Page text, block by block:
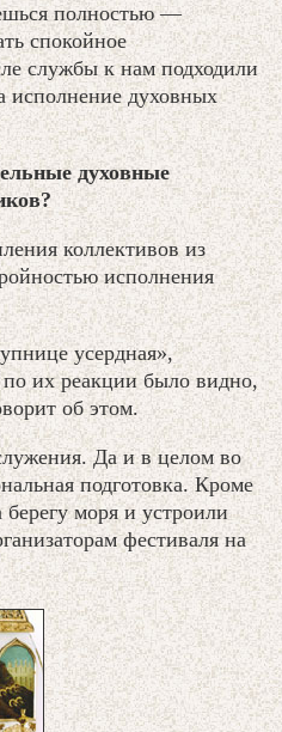
полностью —
спокойное
службы к нам подходили
исполнение духовных
духовные
коллективов из
исполнения
усердная»,
их реакции было видно,
об этом.
Да и в целом во
подготовка. Кроме
берегу моря и устроили
фестиваля на